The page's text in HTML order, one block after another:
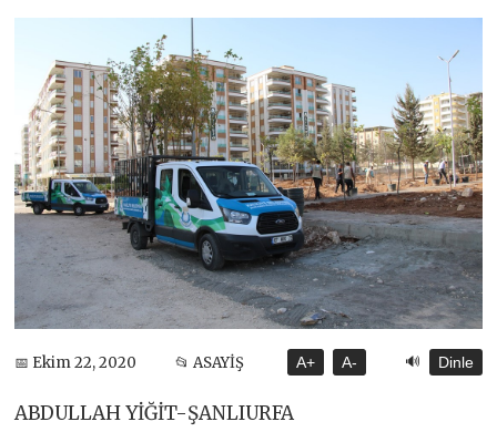
📅 Ekim 22, 2020 📂 ASAYİŞ A+ A- 🔊 Dinle
ABDULLAH YİĞİT-ŞANLIURFA